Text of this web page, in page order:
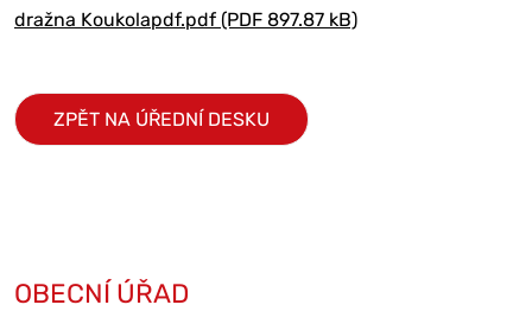
dražna Koukolapdf.pdf (PDF 897.87 kB)
ZPĚT NA ÚŘEDNÍ DESKU
OBECNÍ ÚŘAD